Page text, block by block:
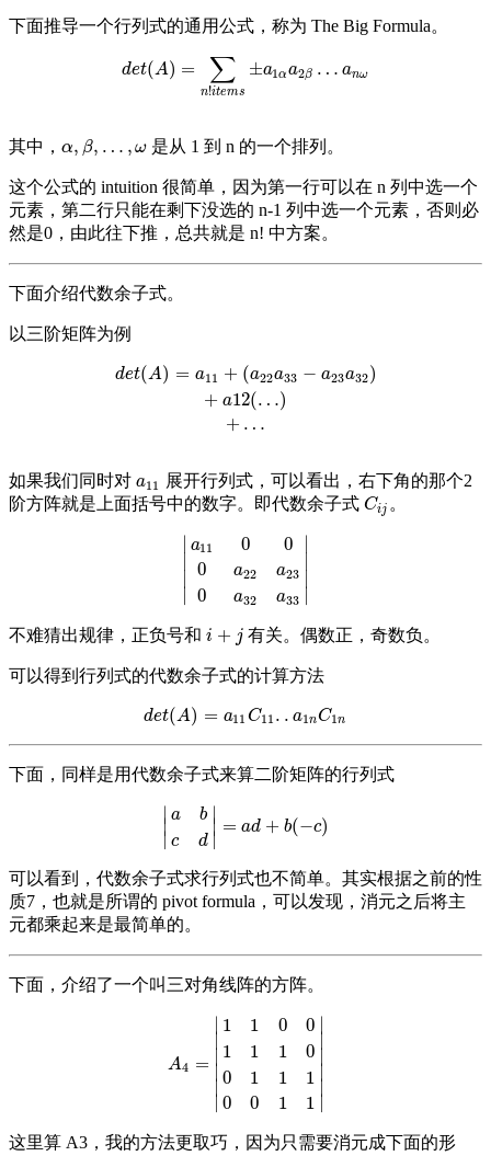
下面推导一个行列式的通用公式，称为 The Big Formula。
det(A) = ∑
n!items
±a1α a2β … anω
det(A) =∑ !it s±a1αa2β… anω
其中， α, β, … , ω
α,β ,…, ω 是从 1 到 n 的一个排列。
这个公式的 intuition 很简单，因为第一行可以在 n 列中选一个
元素，第二行只能在剩下没选的 n-1 列中选一个元素，否则必
然是0，由此往下推，总共就是 n! 中方案。
下面介绍代数余子式。
以三阶矩阵为例
det(A) = a11 + (a22a33 − a23a32)
+ a12(…)
+ …
t(A)=a11 +( a22a 33 −a23a32 )+a12(…)+
如果我们同时对 a11
a11 展开行列式，可以看出，右下角的那个2
阶方阵就是上面括号中的数字。即代数余子式 Cij
Cij 。
∣
∣
∣
∣
a11
0
0
0
a22
a32
0
a23
a33
∣
∣
∣
∣
|a 11 0a22 230a 32
不难猜出规律，正负号和 i + j
i+j 有关。偶数正，奇数负。
可以得到行列式的代数余子式的计算方法
det(A) = a11 C11 . . a1nC1n
det(A =a 11C11.. a 1 nC1n
下面，同样是用代数余子式来算二阶矩阵的行列式
∣
∣
∣
a
c
b
d
∣
∣
∣ = ad + b(−c)
c d|= ad+ b( −c)
可以看到，代数余子式求行列式也不简单。其实根据之前的性
质7，也就是所谓的 pivot formula，可以发现，消元之后将主
元都乘起来是最简单的。
下面，介绍了一个叫三对角线阵的方阵。
A4 =
∣
∣
∣
∣
∣
1
1
0
0
1
1
1
0
0
1
1
1
0
0
1
1 ∣
∣
∣
∣
∣
A4 =|1 1 1
这里算 A3，我的方法更取巧，因为只需要消元成下面的形